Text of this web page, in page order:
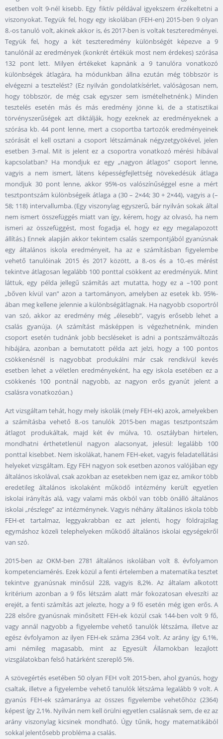
esetben volt 9-nél kisebb. Egy fiktív példával igyekszem érzékeltetni a
viszonyokat. Tegyük fel, hogy egy iskolában (FEH-en) 2015-ben 9 olyan
8.-os tanuló volt, akinek akkor is, és 2017-ben is voltak teszteredményei.
Tegyük fel, hogy a két teszteredmény különbségét képezve a 9
tanulónál az eredmények (konkrét értékük most nem érdekes) szórása
132 pont lett. Milyen értékeket kapnánk a 9 tanulóra vonatkozó
különbségek átlagára, ha módunkban állna ezután még többször is
elvégezni a tesztelést? (Ez nyilván gondolatkísérlet, valóságosan nem,
hogy többször, de még csak egyszer sem ismételhetnénk.) Minden
tesztelés esetén más és más eredmény jönne ki, de a statisztikai
törvényszerűségek azt diktálják, hogy ezeknek az eredményeknek a
szórása kb. 44 pont lenne, mert a csoportba tartozók eredményeinek
szórását el kell osztani a csoport létszámának négyzetgyökével, jelen
esetben 3-mal. Mit is jelent ez a csoportra vonatkozó mérési hibával
kapcsolatban? Ha mondjuk ez egy „nagyon átlagos” csoport lenne,
vagyis a nem ismert, látens képességfejlettség növekedésük átlaga
mondjuk 30 pont lenne, akkor 95%-os valószínűséggel esne a mért
tesztpontszám különbségeik átlaga a (30 – 2×44; 30 + 2×44), vagyis a (–
58; 118) intervallumba. (Egy viszonylag egyszerű, bár nyilván sokak által
nem ismert összefüggés miatt van így, kérem, hogy az olvasó, ha nem
ismeri az összefüggést, most fogadja el, hogy ez egy megalapozott
állítás.) Ennek alapján akkor tekintem csalás szempontjából gyanúsnak
egy általános iskola eredményeit, ha az e számításban figyelembe
vehető tanulóinak 2015 és 2017 között, a 8.-os és a 10.-es mérést
tekintve átlagosan legalább 100 ponttal csökkent az eredményük. Mint
láttuk, egy példa jellegű számítás azt mutatta, hogy ez a –100 pont
„bőven kívül van” azon a tartományon, amelyben az esetek kb. 95%-
ában meg kellene jelennie a különbségátlagnak. Ha nagyobb csoportról
van szó, akkor az eredmény még „élesebb”, vagyis erősebb lehet a
csalás gyanúja. (A számítást másképpen is végezhetnénk, minden
csoport esetén tudnánk jobb becsléseket is adni a pontszámváltozás
hibájára, azonban a bemutatott példa azt jelzi, hogy a 100 pontos
csökkenésnél is nagyobbat produkálni már csak rendkívül kevés
esetben lehet a véletlen eredményeként, ha egy iskola esetében ez a
csökkenés 100 pontnál nagyobb, az nagyon erős gyanút jelent a
csalásra vonatkozóan.)
Azt vizsgáltam tehát, hogy mely iskolák (mely FEH-ek) azok, amelyekben
a számításba vehető 8.-os tanulók 2015-ben magas tesztpontszám
átlagot produkáltak, majd két év múlva, 10. osztályban hirtelen,
mondhatni érthetetlenül nagyon alacsonyat, jelesül: legalább 100
ponttal kisebbet. Nem iskolákat, hanem FEH-eket, vagyis feladatellátási
helyeket vizsgáltam. Egy FEH nagyon sok esetben azonos valójában egy
általános iskolával, csak azokban az esetekben nem igaz ez, amikor több
eredetileg általános iskolaként működő intézmény került egyetlen
iskolai irányítás alá, vagy valami más okból van több önálló általános
iskolai „részlege” az intézménynek. Vagyis néhány általános iskola több
FEH-et tartalmaz, leggyakrabban ez azt jelenti, hogy földrajzilag
egymáshoz közeli telephelyeken működő általános iskolai egységekről
van szó.
2015-ben az OKM-ben 2781 általános iskolában volt 8. évfolyamon
kompetenciamérés. Ezek közül a fenti értelemben a matematika tesztet
tekintve gyanúsnak minősül 228, vagyis 8,2%. Az általam alkotott
kritérium azonban a 9 fős létszám alatt már fokozatosan elveszíti az
erejét, a fenti számítás azt jelezte, hogy a 9 fő esetén még igen erős. A
228 elsőre gyanúsnak minősített FEH-ek közül csak 144-ben volt 9 fő,
vagy annál nagyobb a figyelembe vehető tanulók létszáma, illetve az
egész évfolyamon az ilyen FEH-ek száma 2364 volt. Az arány így 6,1%,
ami némileg magasabb, mint az Egyesült Államokban lezajlott
vizsgálatokban felső határként szereplő 5%.
A szövegértés esetében 50 olyan FEH volt 2015-ben, ahol gyanús, hogy
csaltak, illetve a figyelembe vehető tanulók létszáma legalább 9 volt. A
gyanús FEH-ek számaránya az összes figyelembe vehetőhöz (2364)
képest így 2,1%. Nyilván nem kell örülni egyetlen csalásnak sem, de ez az
arány viszonylag kicsinek mondható. Úgy tűnik, hogy matematikából
sokkal jelentősebb probléma a csalás.